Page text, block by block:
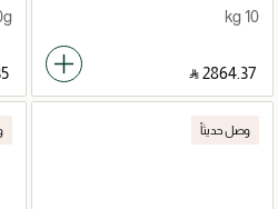
10 kg
‎ ⃁ ⁦2864.37⁩ ‎
600g
وصل حديثاً